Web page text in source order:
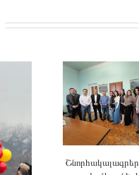
Շնորհակալագրեր